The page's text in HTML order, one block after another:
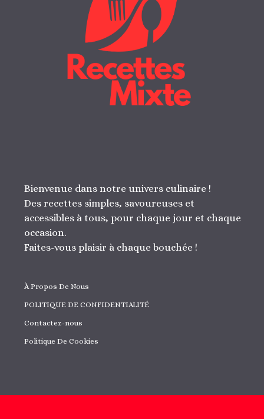
Bienvenue dans notre univers culinaire !
Des recettes simples, savoureuses et
accessibles à tous, pour chaque jour et chaque
occasion.
Faites-vous plaisir à chaque bouchée !
À Propos De Nous
POLITIQUE DE CONFIDENTIALITÉ
Contactez-nous
Politique De Cookies